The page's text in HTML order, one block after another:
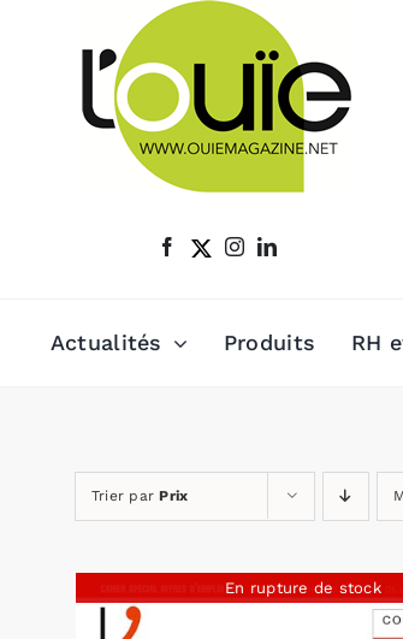
Actualités Produits RH
Trier parPrix
En rupture de stock